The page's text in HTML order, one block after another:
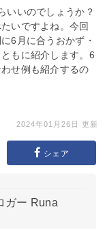
いいのでしょうか？
いですよね。今回
6月に合うおかず・
もに紹介します。6
せ例も紹介するの
2024年01月26日 更新
シェア
ガー Runa